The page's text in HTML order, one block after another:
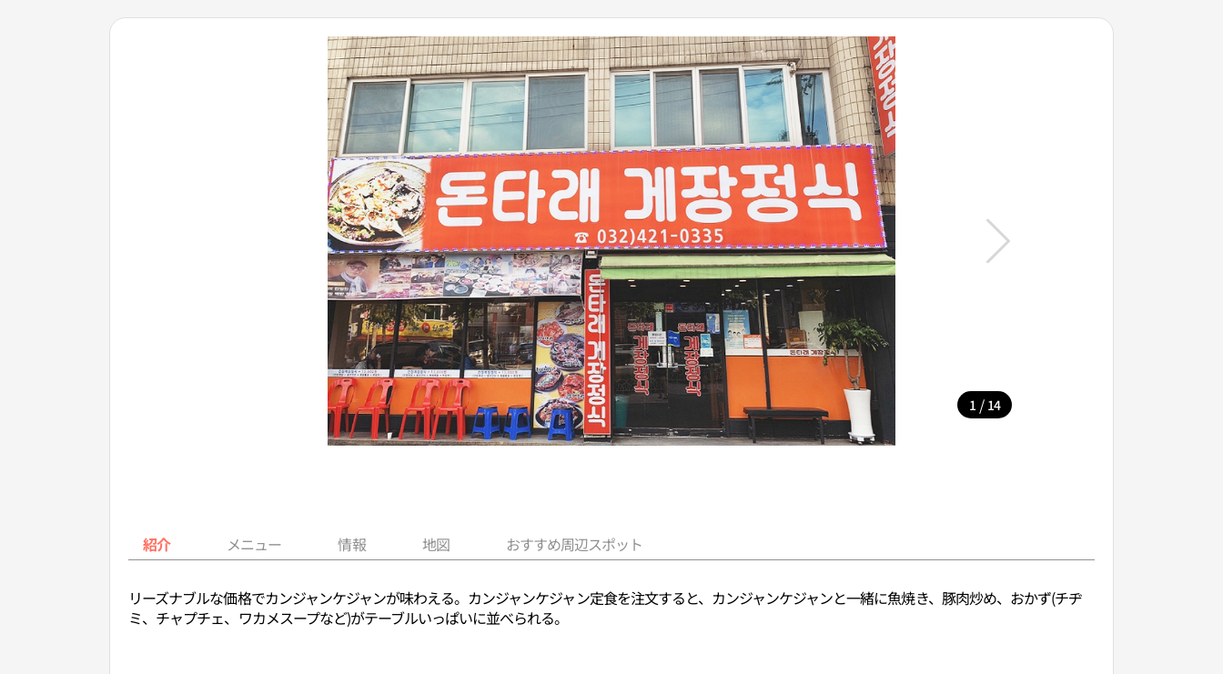
1 / 14
紹介 メニュー 情報 地図 おすすめ周辺スポット
リーズナブルな価格でカンジャンケジャンが味わえる。カンジャンケジャン定食を注文すると、カンジャンケジャンと一緒に魚焼き、豚肉炒め、おかず(チヂ
ミ、チャプチェ、ワカメスープなど)がテーブルいっぱいに並べられる。